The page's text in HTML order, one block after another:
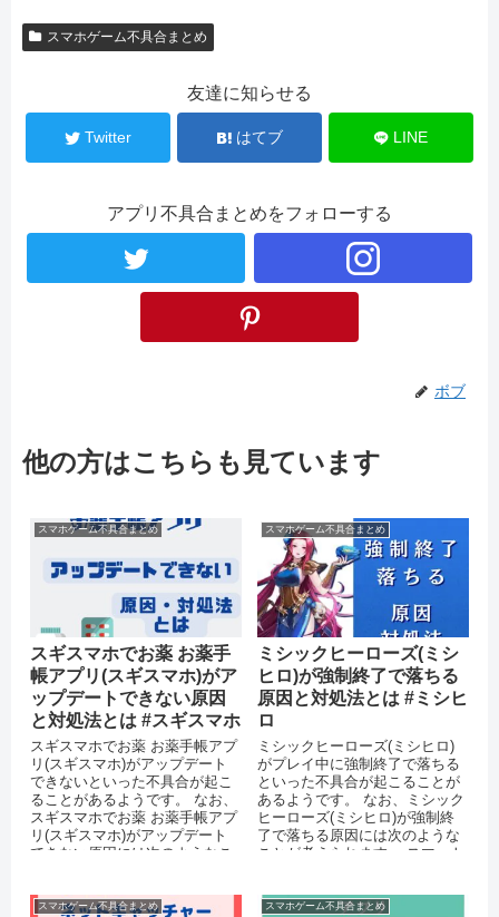
スマホゲーム不具合まとめ
友達に知らせる
Twitter はてブ LINE
アプリ不具合まとめをフォローする
ボブ
他の方はこちらも見ています
スマホゲーム不具合まとめ
スギスマホでお薬 お薬手
帳アプリ(スギスマホ)がア
ップデートできない原因
と対処法とは #スギスマホ
スギスマホでお薬 お薬手帳アプ
リ(スギスマホ)がアップデート
できないといった不具合が起こ
ることがあるようです。 なお、
スギスマホでお薬 お薬手帳アプ
リ(スギスマホ)がアップデート
できない原因には次のようなこ
スマホゲーム不具合まとめ
ミシックヒーローズ(ミシ
ヒロ)が強制終了で落ちる
原因と対処法とは #ミシヒ
ロ
ミシックヒーローズ(ミシヒロ)
がプレイ中に強制終了で落ちる
といった不具合が起こることが
あるようです。 なお、ミシック
ヒーローズ(ミシヒロ)が強制終
了で落ちる原因には次のような
ことが考えられます。 スマート
スマホゲーム不具合まとめ スマホゲーム不具合まとめ